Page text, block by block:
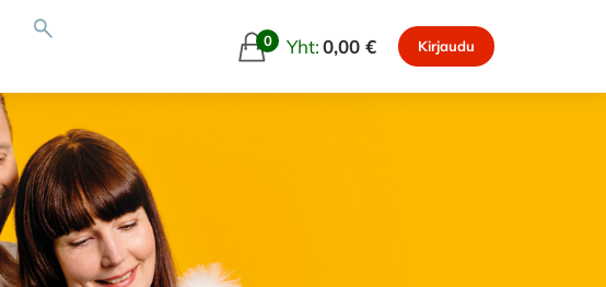
0 Yht:0,00 € Kirjaudu